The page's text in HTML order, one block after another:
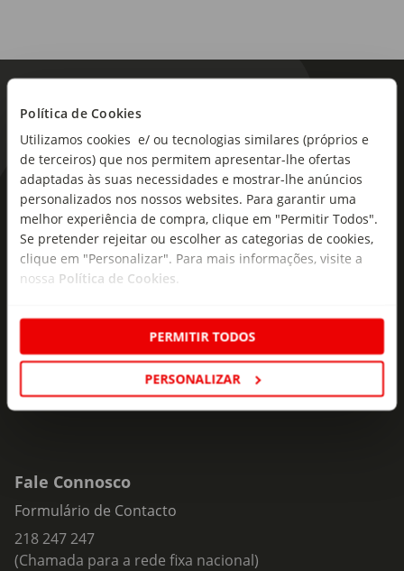
Política de Cookies
Utilizamos cookies e/ ou tecnologias similares (próprios e
de terceiros) que nos permitem apresentar-lhe ofertas
adaptadas às suas necessidades e mostrar-lhe anúncios
personalizados nos nossos websites. Para garantir uma
melhor experiência de compra, clique em "Permitir Todos".
Se pretender rejeitar ou escolher as categorias de cookies,
clique em "Personalizar". Para mais informações, visite a
nossa Política de Cookies
PERMITIR TODOS
PERSONALIZAR
As novidades mais frescas no
seu e-mail!
Subscreva e descubra campanhas exclusivas,
ofertas e novidades para si.
Insira o seu e-
Fale Connosco
Formulário de Contacto
218 247 247
(Chamada para a rede fixa nacional)